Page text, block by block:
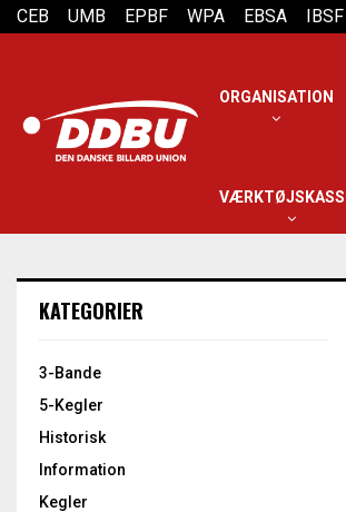
CEB UMB EPBF WPA EBSA IBSF
ORGANISATION
KATEGORIER
3-Bande
5-Kegler
Historisk
Information
Kegler